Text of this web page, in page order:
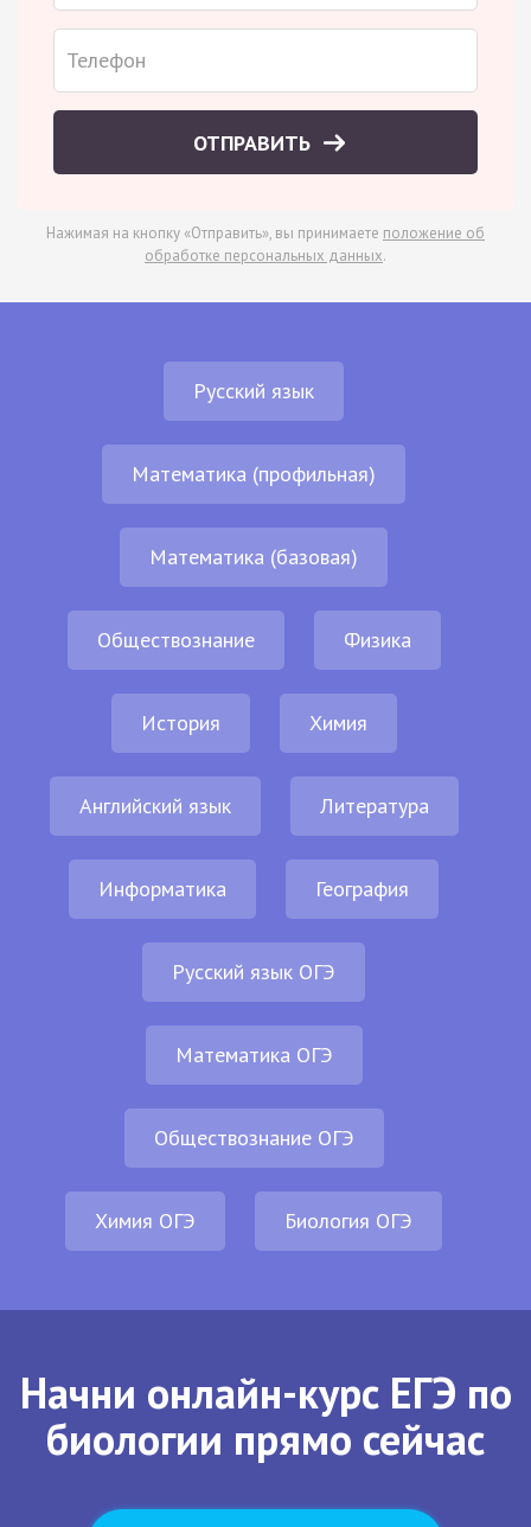
ОТПРАВИТЬ
Нажимая на кнопку «Отправить», вы принимаете положение об
обработке персональных данных.
Русский язык
Математика (профильная)
Математика (базовая)
Обществознание Физика
История Химия
Английский язык Литература
Информатика География
Русский язык ОГЭ
Математика ОГЭ
Обществознание ОГЭ
Химия ОГЭ Биология ОГЭ
Начни онлайн-курс ЕГЭ по
биологии прямо сейчас